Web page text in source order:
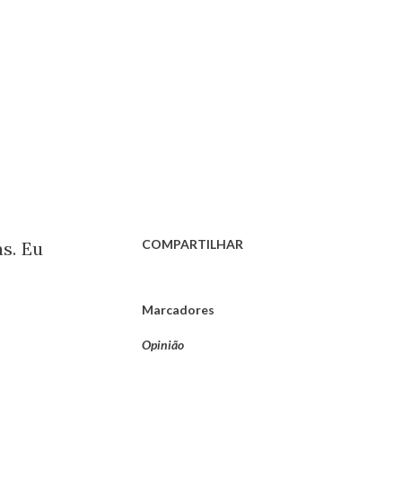
Eu COMPARTILHAR
Marcadores
Opinião